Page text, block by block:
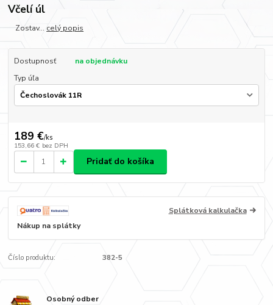
Včelí úl
Zostav... celý popis
Dostupnosť
na objednávku
Typ úľa
189 €/ks
153,66 € bez DPH
Pridať do košíka
Splátková kalkulačka
Nákup na splátky
Číslo produktu: 382-5
Osobný odber